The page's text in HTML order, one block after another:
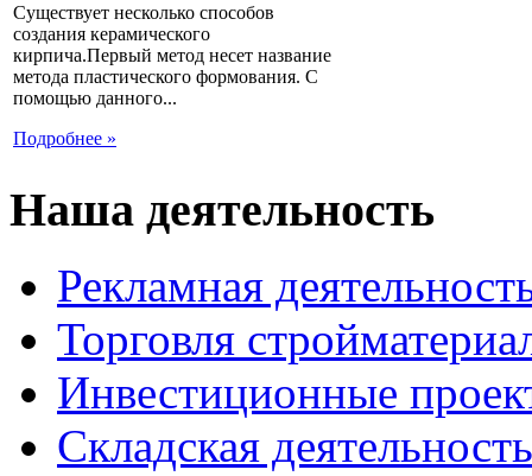
Существует несколько способов
создания керамического
кирпича.Первый метод несет название
метода пластического формования. С
помощью данного...
Подробнее »
Наша деятельность
Рекламная
Торговля
Инвестиционные
Складская деятельность